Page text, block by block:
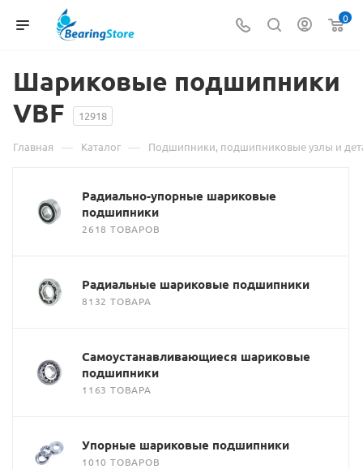
0
Шариковые подшипники
VBF
12918
Главная — Каталог — Подшипники, подшипниковые узлы и
Радиально-упорные шариковые
подшипники
2618 ТОВАРОВ
Радиальные шариковые подшипники
8132 ТОВАРА
Самоустанавливающиеся шариковые
подшипники
1163 ТОВАРА
Упорные шариковые подшипники
1010 ТОВАРОВ